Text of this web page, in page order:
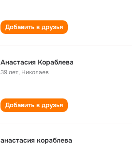
Добавить в друзья
Анастасия Кораблева
39 лет, Николаев
Добавить в друзья
анастасия кораблева